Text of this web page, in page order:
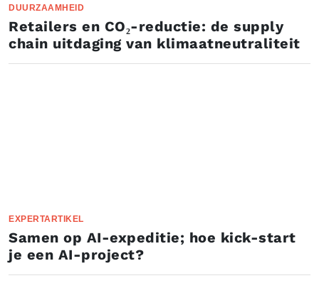
DUURZAAMHEID
Retailers en CO₂-reductie: de supply
chain uitdaging van klimaatneutraliteit
EXPERTARTIKEL
Samen op AI-expeditie; hoe kick-start
je een AI-project?